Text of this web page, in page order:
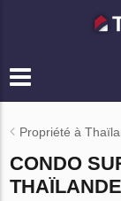
Propriété à
CONDO